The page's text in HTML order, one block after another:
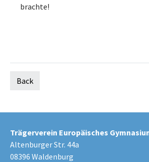
brachte!
Back
Trägerverein Europäisches
Altenburger Str. 44a
08396 Waldenburg